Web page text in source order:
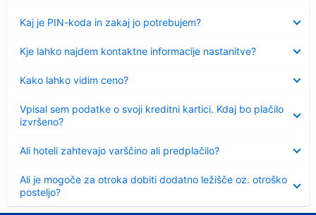
Kaj je PIN-koda in zakaj jo potrebujem?
Kje lahko najdem kontaktne informacije nastanitve?
Kako lahko vidim ceno?
Vpisal sem podatke o svoji kreditni kartici. Kdaj bo plačilo
izvršeno?
Ali hoteli zahtevajo varščino ali predplačilo?
Ali je mogoče za otroka dobiti dodatno ležišče oz. otroško
posteljo?